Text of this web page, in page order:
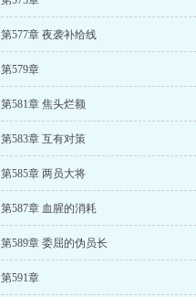
第577章 夜袭补给线
第579章
第581章 焦头烂额
第583章 互有对策
第585章 两员大将
第587章 血腥的消耗
第589章 委屈的伪员长
第591章